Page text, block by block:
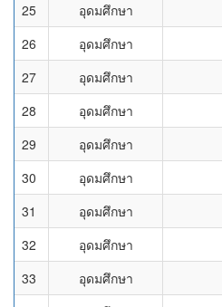
25
อุดมศึกษา
26
อุดมศึกษา
27
อุดมศึกษา
28
อุดมศึกษา
29
อุดมศึกษา
30
อุดมศึกษา
31
อุดมศึกษา
32
อุดมศึกษา
33
อุดมศึกษา